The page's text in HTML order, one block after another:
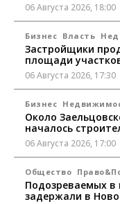
06 Августа 2026, 18:00
Бизнес Власть
Застройщики
площади
06 Августа 2026, 17:30
Бизнес
Около
началось
06 Августа 2026, 17:00
Общество
Подозреваемых в
задержали в